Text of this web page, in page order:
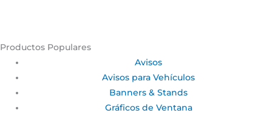
Productos Populares
Avisos
Avisos para Vehículos
Banners & Stands
Gráficos de Ventana